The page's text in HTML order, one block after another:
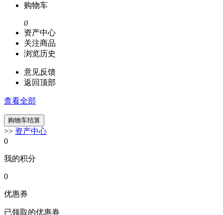
购物车
0
资产中心
关注商品
浏览历史
意见反馈
返回顶部
查看全部
>> 资产中心
0
我的积分
0
优惠券
已领取的优惠券